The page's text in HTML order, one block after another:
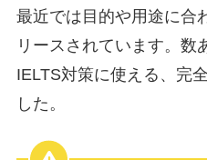
最近では目的や用途に合
リースされています。数
IELTS対策に使える、完
した。